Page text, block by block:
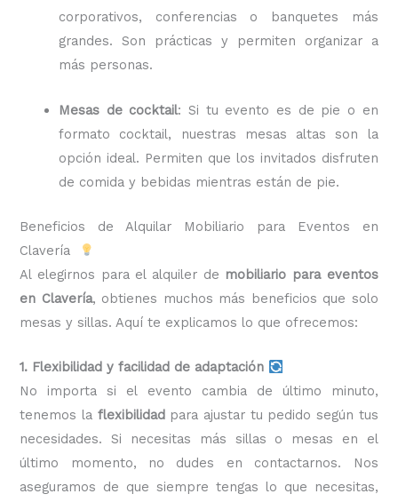
corporativos, conferencias o banquetes más
grandes. Son prácticas y permiten organizar a
más personas.
Mesas de cocktail: Si tu evento es de pie o en
formato cocktail, nuestras mesas altas son la
opción ideal. Permiten que los invitados disfruten
de comida y bebidas mientras están de pie.
Beneficios de Alquilar Mobiliario para Eventos en
Clavería
Al elegirnos para el alquiler de mobiliario para eventos
en Clavería, obtienes muchos más beneficios que solo
mesas y sillas. Aquí te explicamos lo que ofrecemos:
1. Flexibilidad y facilidad de adaptación
No importa si el evento cambia de último minuto,
tenemos la flexibilidadpara ajustar tu pedido según tus
necesidades. Si necesitas más sillas o mesas en el
último momento, no dudes en contactarnos. Nos
aseguramos de que siempre tengas lo que necesitas,